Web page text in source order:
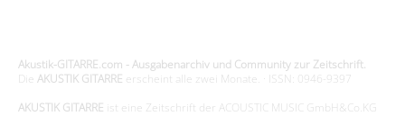
Akustik-GITARRE.com - Ausgabenarchiv und Community zur Zeitschrift.
Die AKUSTIK GITARRE erscheint alle zwei Monate. · ISSN: 0946-9397
AKUSTIK GITARRE ist eine Zeitschrift der ACOUSTIC MUSIC GmbH&Co.KG